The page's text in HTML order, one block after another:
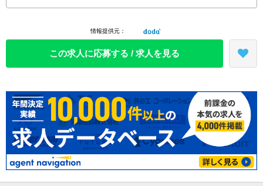
PFI（Private Finance Initiative）事業にも積極的に取り組んでいま
※創立1951年9月（日本法人設立1954年2月）
本社/東京(神保町)
地域本・支社/札幌、仙台、東京(神保町)、名古屋、大阪、広島、福
岡、新潟、高松、沖縄
研究所・実験場/つくば
事務所/全国39ヶ所
有資格者数（2025年1月）
技術士：1,341名 RCCM：95名 一級建築士：96名 建築設備
士：15名 測量士：75名 APEC Engineer：6名 Value
情報提供元：
この求人に応募する / 求人を見る